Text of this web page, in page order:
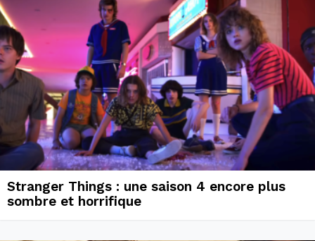
Stranger Things : une saison 4 encore plus
sombre et horrifique